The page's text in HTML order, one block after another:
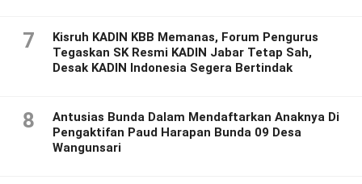
7
Kisruh KADIN KBB Memanas, Forum Pengurus
Tegaskan SK Resmi KADIN Jabar Tetap Sah,
Desak KADIN Indonesia Segera Bertindak
8
Antusias Bunda Dalam Mendaftarkan Anaknya Di
Pengaktifan Paud Harapan Bunda 09 Desa
Wangunsari